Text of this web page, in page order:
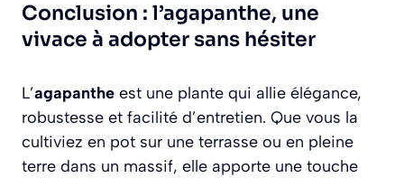
Conclusion : l’agapanthe, une
vivace à adopter sans hésiter
L’agapanthe est une plante qui allie élégance,
robustesse et facilité d’entretien. Que vous la
cultiviez en pot sur une terrasse ou en pleine
terre dans un massif, elle apporte une touche